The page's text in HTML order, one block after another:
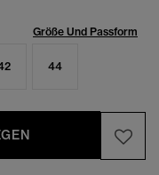
Größe Und Passform
44